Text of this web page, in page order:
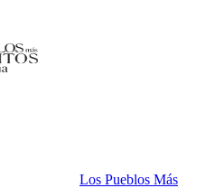
Los Pueblos Más